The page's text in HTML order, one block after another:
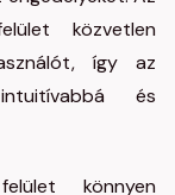
közvetlen
így az
és
könnyen